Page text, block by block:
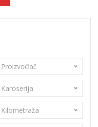
Proizvođač
Karoserija
Kilometraža